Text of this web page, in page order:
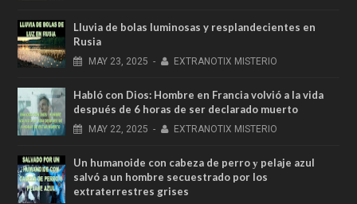
Lluvia de bolas luminosas y resplandecientes en
Rusia
MAY 23, 2025 - EXTRANOTIX MISTERIO
Habló con Dios: Hombre en Francia volvió a la vida
después de 6 horas de ser declarado muerto
MAY 22, 2025 - EXTRANOTIX MISTERIO
Un humanoide con cabeza de perro у pelaje azul
salvó a un hombre secuestrado por los
extraterrestres grises